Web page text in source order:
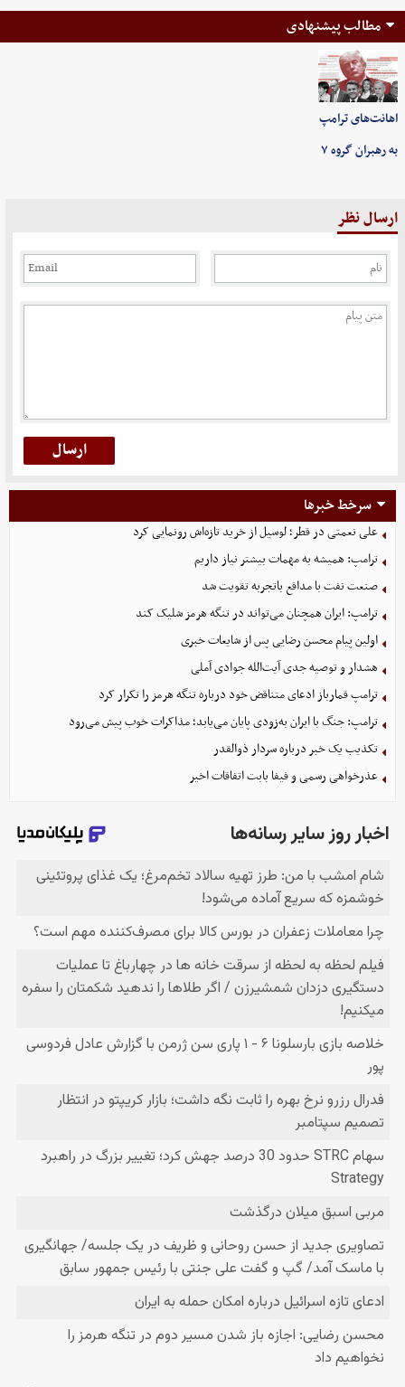
مطالب پیشنهادی
اهانت‌های ترامپ
به رهبران گروه ۷
ارسال نظر
سرخط خبرها
علی نعمتی در قطر؛ لوسیل از خرید تازه‌اش رونمایی کرد
ترامپ: همیشه به مهمات بیشتر نیاز داریم
صنعت نفت با مدافع باتجربه تقویت شد
ترامپ: ایران همچنان می‌تواند در تنگه هرمز شلیک کند
اولین پیام محسن رضایی پس از شایعات خبری
هشدار و توصیه جدی آیت‌الله جوادی آملی
ترامپ قمارباز ادعای متناقض خود درباره تنگه هرمز را تکرار کرد
ترامپ: جنگ با ایران به‌زودی پایان می‌یابد؛ مذاکرات خوب پیش می‌رود
تکذیب یک خبر درباره سردار ذوالقدر
عذرخواهی رسمی و فیفا بابت اتفاقات اخیر